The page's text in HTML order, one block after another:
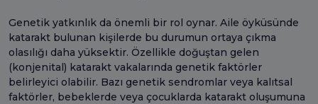
Genetik yatkınlık da önemli bir rol oynar. Aile öyküsünde
katarakt bulunan kişilerde bu durumun ortaya çıkma
olasılığı daha yüksektir. Özellikle doğuştan gelen
(konjenital) katarakt vakalarında genetik faktörler
belirleyici olabilir. Bazı genetik sendromlar veya kalıtsal
faktörler, bebeklerde veya çocuklarda katarakt oluşumuna